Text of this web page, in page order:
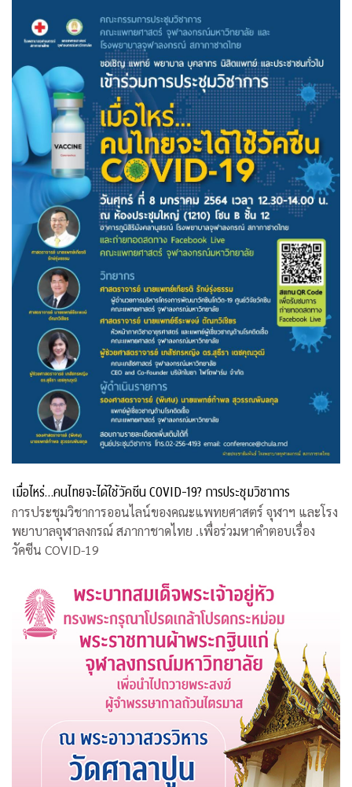
เมื่อไหร่…คนไทยจะได้ใช้วัคซีน COVID-19? การประชุมวิชาการ
การประชุมวิชาการออนไลน์ของคณะแพทยศาสตร์ จุฬาฯ และโรง
พยาบาลจุฬาลงกรณ์ สภากาชาดไทย .เพื่อร่วมหาคำตอบเรื่อง
วัคซีน COVID-19